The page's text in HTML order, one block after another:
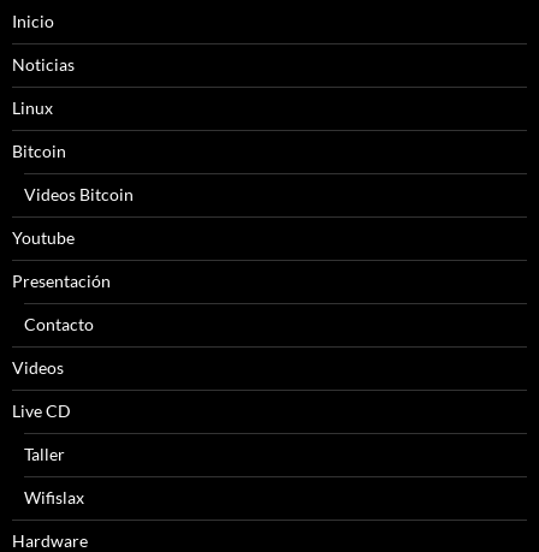
Inicio
Noticias
Linux
Bitcoin
Videos Bitcoin
Youtube
Presentación
Contacto
Videos
Live CD
Taller
Wifislax
Hardware